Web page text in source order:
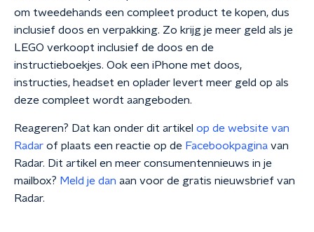
om tweedehands een compleet product te kopen, dus
inclusief doos en verpakking. Zo krijg je meer geld als je
LEGO verkoopt inclusief de doos en de
instructieboekjes. Ook een iPhone met doos,
instructies, headset en oplader levert meer geld op als
deze compleet wordt aangeboden.
Reageren? Dat kan onder dit artikel op de website van
Radar of plaats een reactie op de Facebookpagina van
Radar. Dit artikel en meer consumentennieuws in je
mailbox? Meld je dan aan voor de gratis nieuwsbrief van
Radar.